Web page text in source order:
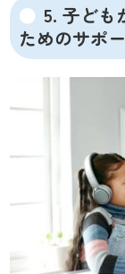
5. 子ども
ためのサポ